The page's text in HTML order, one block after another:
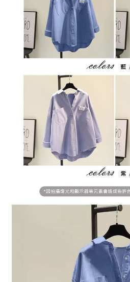
１．簡單：不需註冊會員、不需綁卡、不
２．便利：只要手機號碼，簡訊認證，即可
３．安心：先確認商品／服務後，再付款。
【「AFTEE先享後付」結帳流程】
１．於結帳方式選擇「AFTEE先享後付」
結帳頁面，進行簡訊認證並確認金額後，
２．訂單成立數日內，您將收到繳費通知簡
３．收到繳費通知簡訊後14天內，點擊此
ATM／網路銀行／等多元方式進行付款，
※ 請注意：結帳手續完成當下不需立刻繳
購買商品的店家。未經商家同意取消之訂
後付繳納相關費用。
※ 交易是否成功請以「AFTEE先享後付 」
是否繳費成功／繳費後需取消欲退款等相
客戶支援中心」
https://
【注意事項】
１．透過由恩沛科技股份有限公司提供之
易，需依本服務之必要範圍內提供個人資
權轉讓予恩沛科技股份有限公司。
２．關於個人資料處理事宜，請瀏覽以下
https://aftee.tw/terms/#terms3
３．未成年的使用者請事先徵得法定代理
「AFTEE先享後付」，若未經同意申辦者
４．使用「AFTEE先享後付」時，將依據
時審查核予不同之上限額度；若仍有額度
請求用戶進行身份認證。
５．嚴禁一人註冊多個帳號或使用他人資
恩沛科技股份有限公司將有權停止該用戶
運送方式
全家取貨付款
每筆NT$79，滿NT$599(含以上)免運費
付款後全家取貨
每筆NT$79，滿NT$1,000(含以上)免運
付款後7-11取貨
每筆NT$79，滿NT$1,000(含以上)免
每筆NT$90，滿NT$1,000(含以上)免
每筆NT$100，滿NT$1,500(含以上)